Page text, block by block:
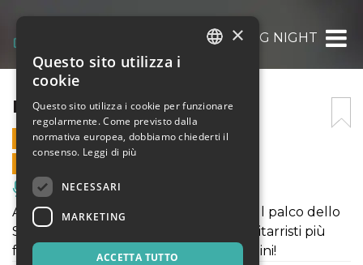
HOLY SWING NIGHT
HOLY SWING NIGHT
28 AGOSTO 2021 - 20:30
VENDITE ONLINE TERMINATE
Musica, Eventi Live, Club
A grande richiesta, ancora una volta sul palco dello
Spirit De Milan, uno dei jazzisti e dei chitarristi più
famosi del nostro paese...Sandro Gibellini!
×
Questo sito utilizza i
cookie
Questo sito utilizza i cookie per funzionare
regolarmente. Come previsto dalla
normativa europea, dobbiamo chiederti il
consenso. Leggi di più
NECESSARI
MARKETING
ACCETTA TUTTO